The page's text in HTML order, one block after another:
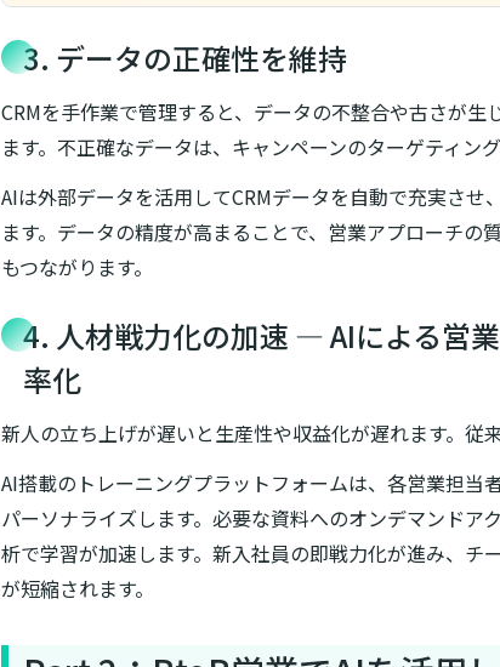
3. データの正確性を維持
CRMを手作業で管理すると、データの不整合や古さが
ます。不正確なデータは、キャンペーンのターゲティン
AIは外部データを活用してCRMデータを自動で充実さ
ます。データの精度が高まることで、営業アプローチ
もつながります。
4. 人材戦力化の加速 ― AIによる営
率化
新人の立ち上げが遅いと生産性や収益化が遅れます。従
AI搭載のトレーニングプラットフォームは、各営業担当
パーソナライズします。必要な資料へのオンデマンドア
析で学習が加速します。新入社員の即戦力化が進み、チ
が短縮されます。